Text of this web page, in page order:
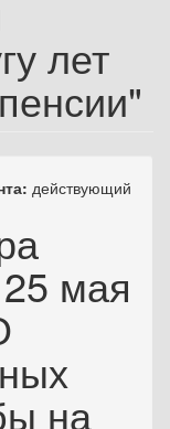
лет
действующий
мая
на